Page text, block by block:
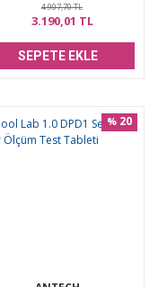
4.907,70 TL
3.190,01 TL
SEPETE EKLE
% 20